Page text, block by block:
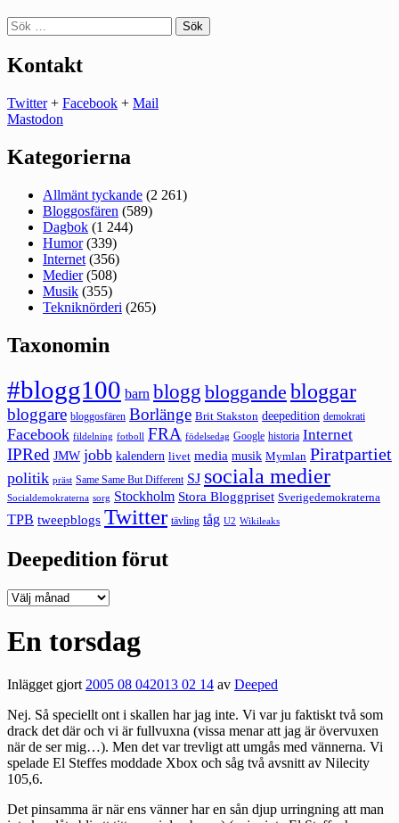
Sök
efter:
Kontakt
Twitter+ Facebook + Mail
Mastodon
Kategorierna
Allmänt tyckande (2 261)
Bloggosfären (589)
Dagbok (1 244)
Humor(339)
Internet (356)
Medier(508)
Musik (355)
Tekniknörderi (265)
Taxonomin
#blogg100 barn blogg bloggande bloggar
bloggare bloggosfären Borlänge Brit Stakston deepedition demokrati
Facebook fildelning fotboll FRA födelsedag Google historia Internet
IPRed JMW jobb kalendern livet media musik Mymlan Piratpartiet
politik präst Same Same But Different SJ sociala medier
Socialdemokraterna sorg Stockholm Stora Bloggpriset Sverigedemokraterna
TPB tweepblogs Twitter tävling tåg U2 Wikileaks
Deepedition förut
Deepedition
En torsdag
Inlägget gjort2005 08 042013 02 14 av Deeped
Nej. Så speciellt ont i skallen har jag inte. Vi var ju faktiskt två som
drack det där och vi är fullvuxna (vissa menar att jag är övervuxen
när de ser mig…). Men det var trevligt att umgås med vännerna. Vi
spelade El Steffes moddade Xbox och såg två avsnitt av Nilecity
105,6.
Det pinsamma är när ens vänner har en sån djup urringning att man